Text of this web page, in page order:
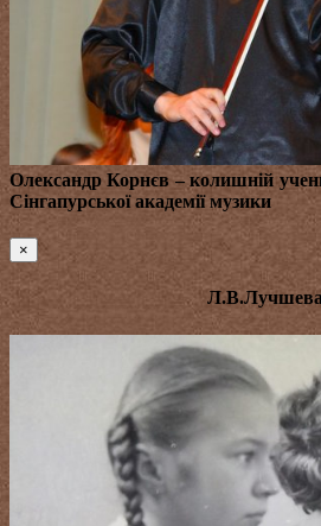
Олександр Корнєв– колишній
Сінгапурської академії музики
×
Л.В.Лучшева